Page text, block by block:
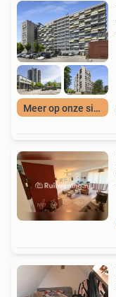
Meer op onze site